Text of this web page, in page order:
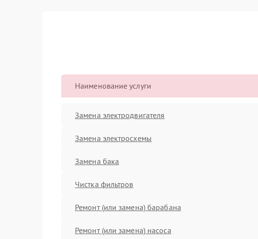
Наименование услуги
Замена электродвигателя
Замена электросхемы
Замена бака
Чистка фильтров
Ремонт (или замена) барабана
Ремонт (или замена) насоса